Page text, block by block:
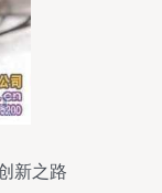
新之路